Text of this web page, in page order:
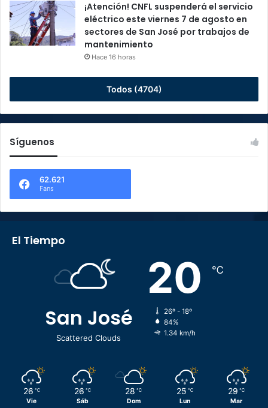
¡Atención! CNFL suspenderá el servicio
eléctrico este viernes 7 de agosto en
sectores de San José por trabajos de
mantenimiento
Hace 16 horas
Todos (4704)
Síguenos
62.621
Fans
El Tiempo
San José
Scattered Clouds
20 ℃
26º - 18º
84%
1.34 km/h
26 ℃
Vie
26 ℃
Sáb
28 ℃
Dom
25 ℃
Lun
29 ℃
Mar